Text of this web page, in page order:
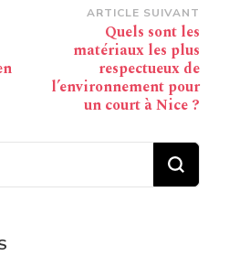
ARTICLE SUIVANT
Quels sont les
matériaux les plus
respectueux de
l’environnement pour
un court à Nice ?